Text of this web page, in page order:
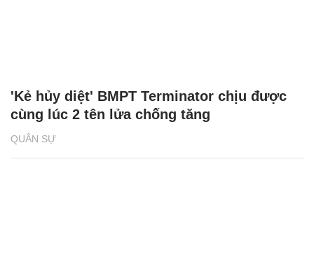
QUÂN SỰ
'Kẻ hủy diệt' BMPT Terminator chịu được
cùng lúc 2 tên lửa chống tăng